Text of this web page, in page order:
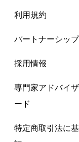
利用規約
パートナーシップ
採用情報
専門家アドバイ
ード
特定商取引法に